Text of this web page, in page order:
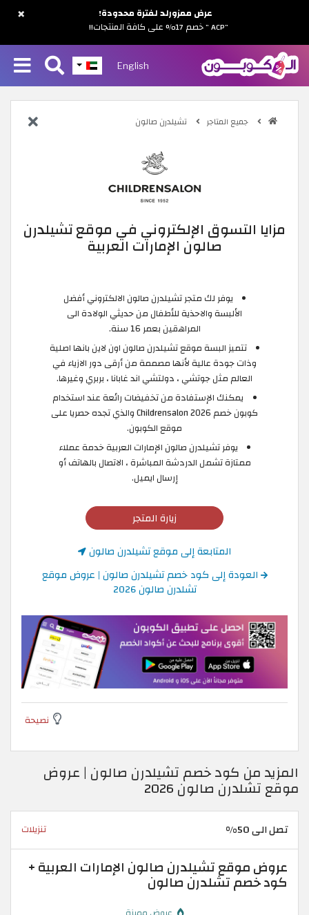
English
جميع المتاجر تشيلدرن صالون
مزايا التسوق الإلكتروني في موقع تشيلدرن
صالون الإمارات العربية
يوفر لك متجر تشيلدرن صالون الالكتروني أفضل
الألبسة والاحذية للأطفال من حديثي الولادة الى
المراهقين بعمر 16 سنة.
تتميز البسة موقع تشيلدرن صالون اون لاين بانها اصلية
وذات جودة عالية لأنها مصممة من أرقى دور الازياء في
العالم مثل جوتشي ، دولتشي اند غابانا ، بربري وغيرها.
يمكنك الإستفادة من تخفيضات رائعة عند استخدام
كوبون خصم Childrensalon 2026 والذي تجده حصريا على
موقع الكوبون.
يوفر تشيلدرن صالون الإمارات العربية خدمة عملاء
ممتازة تشمل الدردشة المباشرة ، الاتصال بالهاتف أو
إرسال ايميل.
زيارة المتجر
المتابعة إلى موقع تشيلدرن صالون
العودة إلى كود خصم تشيلدرن صالون | عروض موقع
تشلدرن صالون 2026
نصيحة
المزيد من كود خصم تشيلدرن صالون | عروض
موقع تشلدرن صالون 2026
تصل الى 50% تنزيلات
عروض موقع تشيلدرن صالون الإمارات العربية +
كود خصم تشلدرن صالون
×
عرض ممزورلد لفترة محدودة!
"ACP " خصم 17% على كافة المنتجات!!